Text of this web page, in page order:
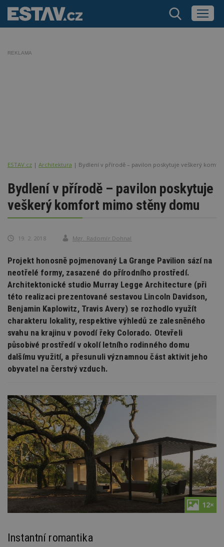
REKLAMA
ESTAV.cz Architektura Bydlení v přírodě – pavilon poskytuje veškerý
Bydlení v přírodě – pavilon poskytuje
veškerý komfort mimo stěny domu
19. 2. 2018 Mgr. Radomír Dohnal
Projekt honosně pojmenovaný La Grange Pavilion sází na
neotřelé formy, zasazené do přírodního prostředí.
Architektonické studio Murray Legge Architecture (při
této realizaci prezentované sestavou Lincoln Davidson,
Benjamin Kaplowitz, Travis Avery) se rozhodlo využít
charakteru lokality, respektive výhledů ze zalesněného
svahu na krajinu v povodí řeky Colorado. Otevřeli
působivé prostředí v okolí letního rodinného domu
dalšímu využití, a přesunuli významnou část aktivit jeho
obyvatel na čerstvý vzduch.
12×
Instantní romantika